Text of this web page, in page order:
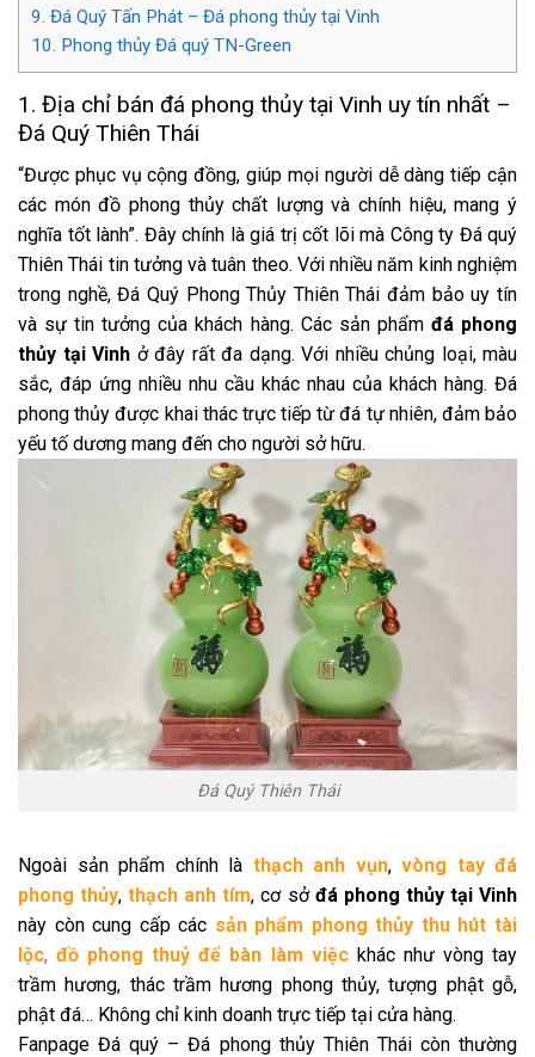
9. Đá Quý Tấn Phát – Đá phong thủy tại Vinh
10. Phong thủy Đá quý TN-Green
1. Địa chỉ bán đá phong thủy tại Vinh uy tín nhất –
Đá Quý Thiên Thái
“Được phục vụ cộng đồng, giúp mọi người dễ dàng tiếp cận
các món đồ phong thủy chất lượng và chính hiệu, mang ý
nghĩa tốt lành”. Đây chính là giá trị cốt lõi mà Công ty Đá quý
Thiên Thái tin tưởng và tuân theo. Với nhiều năm kinh nghiệm
trong nghề, Đá Quý Phong Thủy Thiên Thái đảm bảo uy tín
và sự tin tưởng của khách hàng. Các sản phẩm đá phong
thủy tại Vinh ở đây rất đa dạng. Với nhiều chủng loại, màu
sắc, đáp ứng nhiều nhu cầu khác nhau của khách hàng. Đá
phong thủy được khai thác trực tiếp từ đá tự nhiên, đảm bảo
yếu tố dương mang đến cho người sở hữu.
Đá Quý Thiên Thái
Ngoài sản phẩm chính là thạch anh vụn, vòng tay đá
phong thủy,thạch anh tím, cơ sở đá phong thủy tại Vinh
này còn cung cấp các sản phẩm phong thủy thu hút tài
lộc,đồ phong thuỷ để bàn làm việc khác như vòng tay
trầm hương, thác trầm hương phong thủy, tượng phật gỗ,
phật đá… Không chỉ kinh doanh trực tiếp tại cửa hàng.
Fanpage Đá quý – Đá phong thủy Thiên Thái còn thường